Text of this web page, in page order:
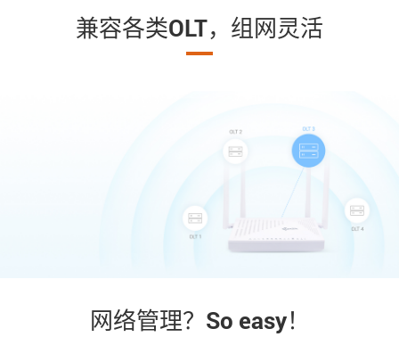
兼容各类OLT，组网灵活
网络管理？So easy！